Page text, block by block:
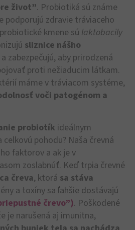
život”. Probiotiká sú známe
podporujú zdravie tráviaceho
kmene sú laktobacily
sliznice nášho
a zabezpečujú, aby prirodzená
proti nežiaducim látkam.
máme v tráviacom systéme,
voči patogénom a
probiotík ideálnym
pohodu? Naša črevná
faktorov a ak je v
zoslabnúť. Keď trpia črevné
čreva, ktorá sa stáva
a toxíny sa ľahšie dostávajú
črevo”). Poškodené
je narušená aj imunitna,